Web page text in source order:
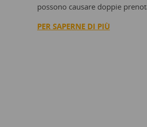
possono causare doppie
PER SAPERNE DI PIÙ